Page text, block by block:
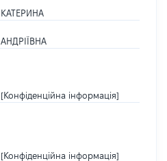
КАТЕРИНА
АНДРІЇВНА
[Конфіденційна інформація]
[Конфіденційна інформація]